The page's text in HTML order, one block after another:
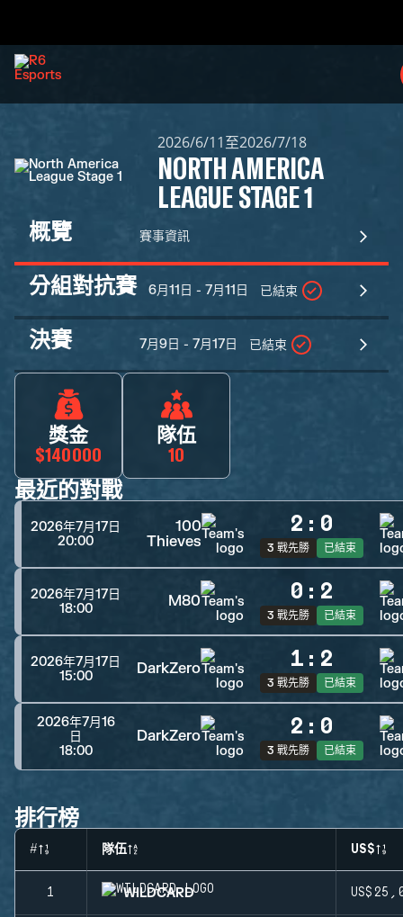
2026/6/11至2026/7/18
NORTH AMERICA
LEAGUE STAGE 1
概覽 賽事資訊
分組對抗賽 6月11日 - 7月11日 已結束
決賽 7月9日 - 7月17日 已結束
獎金
$140000
隊伍
10
最近的對戰
2026年7月17日
20:00
100
Thieves
2 : 0
3 戰先勝 已結束
2026年7月17日
18:00
M80 0 : 2
3 戰先勝 已結束
2026年7月17日
15:00
DarkZero 1 : 2
3 戰先勝 已結束
2026年7月16
日
18:00
DarkZero 2 : 0
3 戰先勝 已結束
排行榜
# 隊伍 US$
1 WILDCARD